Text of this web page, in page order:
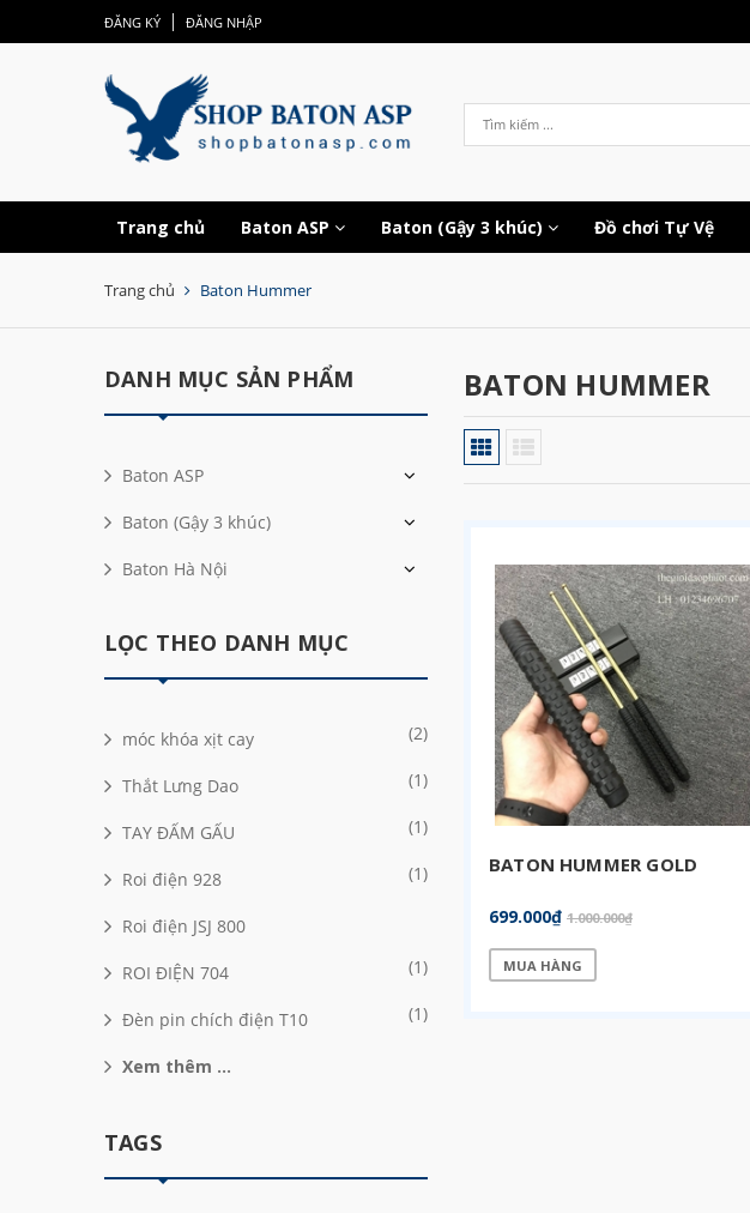
ĐĂNG KÝ ĐĂNG NHẬP
Trang chủ Baton ASP Baton (Gậy 3 khúc) Đồ chơi Tự Vệ
Trang chủ Baton Hummer
BATON HUMMER
BATON HUMMER GOLD
699.000₫ 1.000.000₫
MUA HÀNG
DANH MỤC SẢN PHẨM
Baton ASP
Baton (Gậy 3 khúc)
Baton Hà Nội
LỌC THEO DANH MỤC
móc khóa xịt cay (2)
Thắt Lưng Dao (1)
TAY ĐẤM GẤU (1)
Roi điện 928 (1)
Roi điện JSJ 800
ROI ĐIỆN 704 (1)
Đèn pin chích điện T10 (1)
Xem thêm ...
TAGS